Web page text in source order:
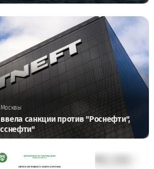
санкции против "Роснефти",